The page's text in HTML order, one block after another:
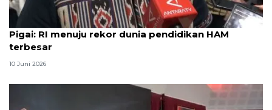
Pigai: RI menuju rekor dunia pendidikan HAM
terbesar
10 Juni 2026